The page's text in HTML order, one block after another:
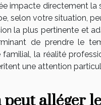
impacte directement
selon votre situation,
la plus pertinente et
de prendre le
la réalité
une attention
alléger